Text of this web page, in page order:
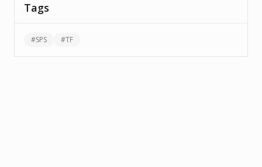
Tags
#SPS #TF